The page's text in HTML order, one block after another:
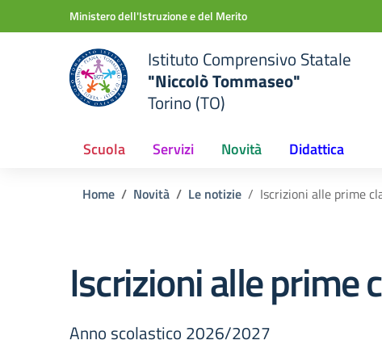
Vai ai contenuti
Vai al menu di navigazioneMinistero dell'Istruzione e del Merito
Istituto Comprensivo Statale
"Niccolò Tommaseo"
Torino (TO)
Scuola Servizi Novità Didattica
Home Novità Le notizie Iscrizioni alle prime
Iscrizioni alle prime
Anno scolastico 2026/2027